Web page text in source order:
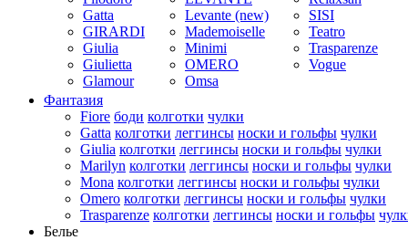
Gatta
GIRARDI
Giulia
Giulietta
Glamour
Levante (new)
Mademoiselle
Minimi
OMERO
Omsa
SISI
Teatro
Trasparenze
Vogue
Фантазия
Fiore боди колготки чулки
Gatta колготки леггинсы носки и гольфы чулки
Giulia колготки леггинсы носки и гольфы чулки
Marilyn колготки леггинсы носки и гольфы чулки
Mona колготки леггинсы носки и гольфы чулки
Omero колготки леггинсы носки и гольфы чулки
Trasparenze колготки леггинсы носки и гольфы
Белье